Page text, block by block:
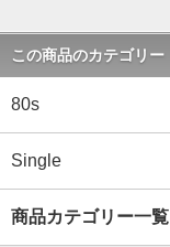
この商品のカテゴリー
80s
Single
商品カテゴリー一覧